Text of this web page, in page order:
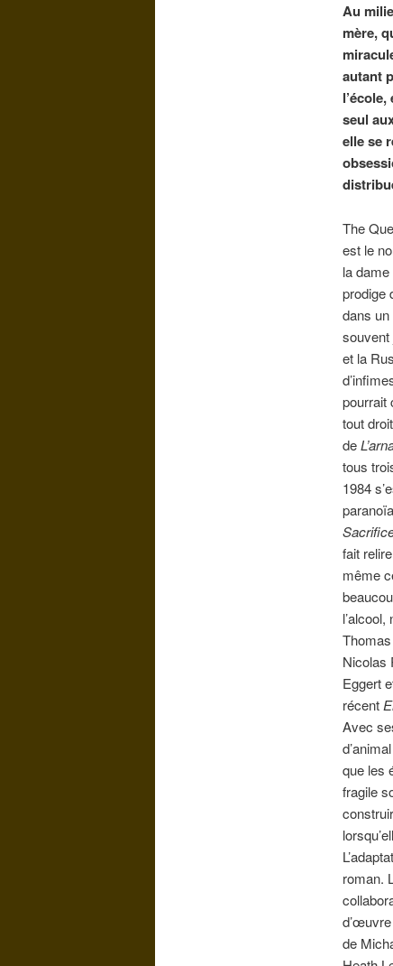
Au
mère,
autant
seul
elle se
The
est le
la
prodige
dans
souvent
et la
pourrait
tout
de
tous
1984
fait
même
Nicolas
Eggert
récent
Avec
que les
fragile
roman.
d’œuvre
de